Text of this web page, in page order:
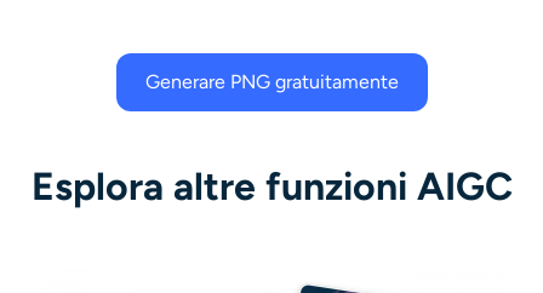
Generare PNG gratuitamente
Esplora altre funzioni AIGC